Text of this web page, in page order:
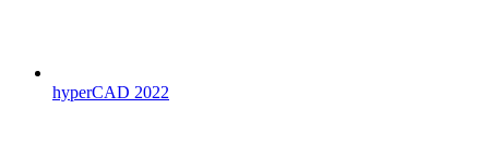
hyperCAD 2022